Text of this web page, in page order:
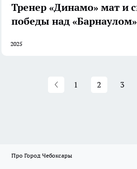
Тренер «Динамо» мат и
победы над «Барнаулом»
2025
1 2 3
Про Город Чебоксары